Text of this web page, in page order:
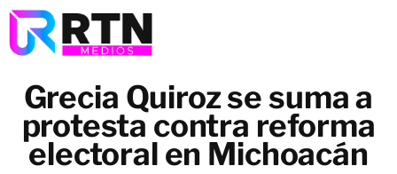
Grecia Quiroz se suma a
protesta contra reforma
electoral en Michoacán